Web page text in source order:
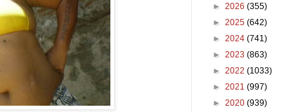
► 2026 (355)
► 2025 (642)
► 2024 (741)
► 2023 (863)
► 2022 (1033)
► 2021 (997)
► 2020 (939)